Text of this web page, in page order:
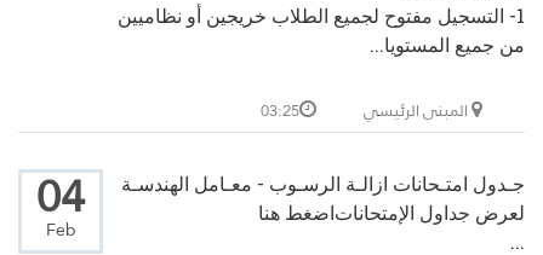
1- التسجيل مفتوح لجميع الطلاب خريجين أو نظاميين
من جميع المستويا...
المبنى الرئيسي 03:25
04
Feb
جـدول امتـحانات ازالـة الرسـوب - معـامل الهندسـة
لعرض جداول الإمتحاناتاضغط هنا
...